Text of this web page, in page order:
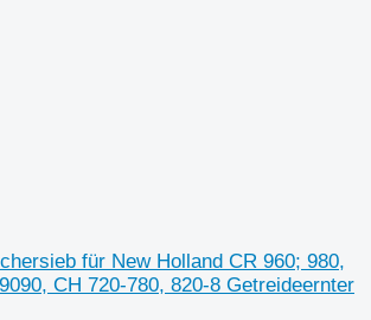
für New Holland CR 960; 980,
CH 720-780, 820-8 Getreideernter